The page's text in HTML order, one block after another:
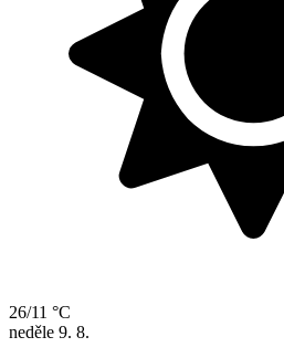
26/11 °C
neděle 9. 8.